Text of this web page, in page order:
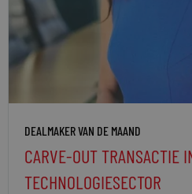
DEALMAKER VAN DE MAAND
CARVE-OUT TRANSACTIE
TECHNOLOGIESECTOR